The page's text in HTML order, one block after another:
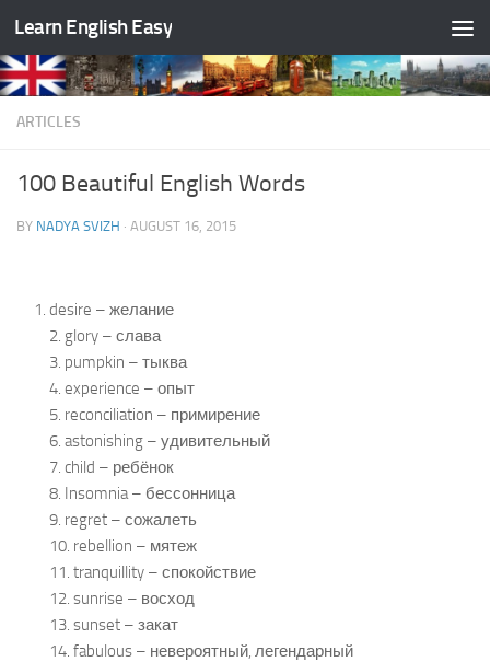
Skip to content
Learn English Easy
ARTICLES
100 Beautiful English Words
BY NADYA SVIZH · AUGUST 16, 2015
desire – желание
2. glory – слава
3. pumpkin – тыква
4. experience – опыт
5. reconciliation – примирение
6. astonishing – удивительный
7. child – ребёнок
8. Insomnia – бессонница
9. regret – сожалеть
10. rebellion – мятеж
11. tranquillity – спокойствие
12. sunrise – восход
13. sunset – закат
14. fabulous – невероятный, легендарный